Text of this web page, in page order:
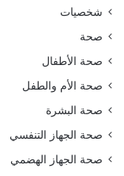
شخصيات
صحة
صحة الأطفال
صحة الأم والطفل
صحة البشرة
صحة الجهاز التنفسي
صحة الجهاز الهضمي